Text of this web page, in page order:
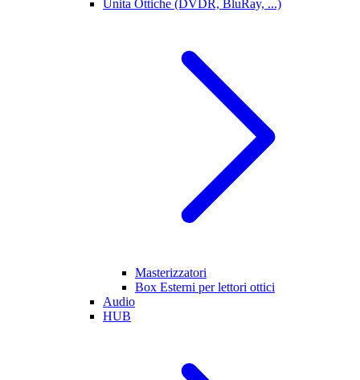
Unita Ottiche (DVDR, BluRay, ...)
Masterizzatori
Box Esterni per lettori ottici
Audio
HUB